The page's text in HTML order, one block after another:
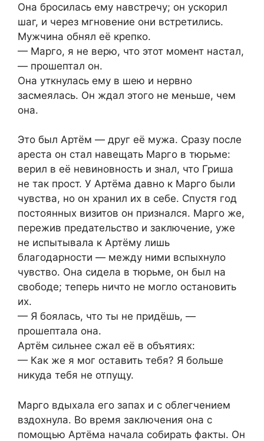
Она бросилась ему навстречу; он ускорил
шаг, и через мгновение они встретились.
Мужчина обнял её крепко.
— Марго, я не верю, что этот момент настал,
— прошептал он.
Она уткнулась ему в шею и нервно
засмеялась. Он ждал этого не меньше, чем
она.
Это был Артём — друг её мужа. Сразу после
ареста он стал навещать Марго в тюрьме:
верил в её невиновность и знал, что Гриша
не так прост. У Артёма давно к Марго были
чувства, но он хранил их в себе. Спустя год
постоянных визитов он признался. Марго же,
пережив предательство и заключение, уже
не испытывала к Артёму лишь
благодарности — между ними вспыхнуло
чувство. Она сидела в тюрьме, он был на
свободе; теперь ничто не могло остановить
их.
— Я боялась, что ты не придёшь, —
прошептала она.
Артём сильнее сжал её в объятиях:
— Как же я мог оставить тебя? Я больше
никуда тебя не отпущу.
Марго вдыхала его запах и с облегчением
вздохнула. Во время заключения она с
помощью Артёма начала собирать факты. Он